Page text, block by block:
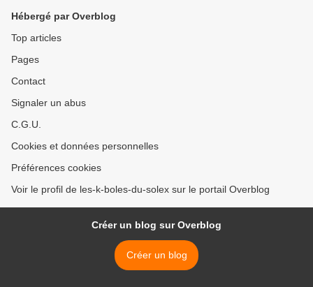
Hébergé par Overblog
Top articles
Pages
Contact
Signaler un abus
C.G.U.
Cookies et données personnelles
Préférences cookies
Voir le profil de les-k-boles-du-solex sur le portail Overblog
Créer un blog sur Overblog
Créer un blog